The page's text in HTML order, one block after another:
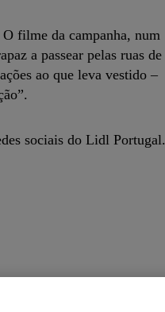
filme da campanha, num
a passear pelas ruas de
ao que leva vestido –
sociais do Lidl Portugal.